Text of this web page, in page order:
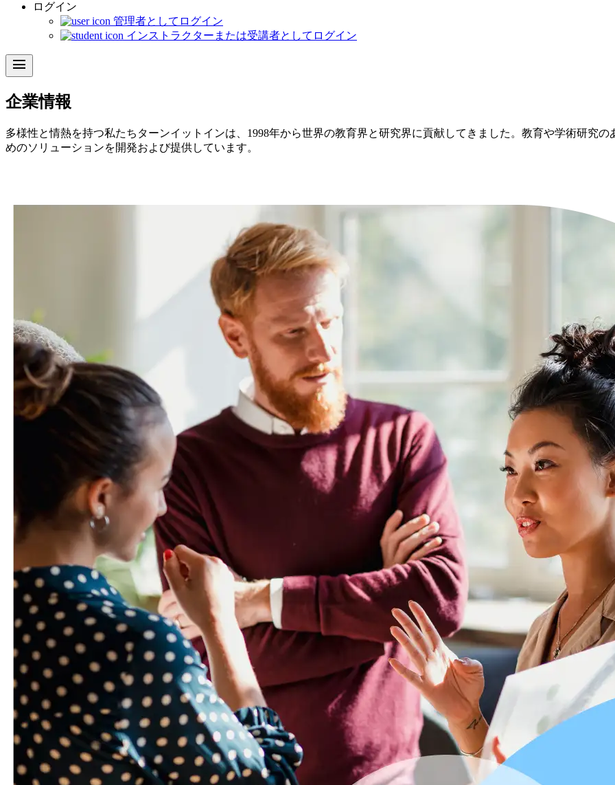
ログイン
管理者としてログイン
インストラクターまたは受講者としてログイン
menu
企業情報
多様性と情熱を持つ私たちターンイットインは、1998年から世界の教育界と研究界に貢献してきました。教育や学術研究
めのソリューションを開発および提供しています。